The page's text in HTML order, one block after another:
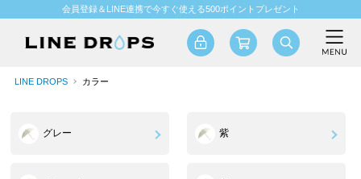
会員登録＆LINE連携で今すぐ使える500ポイントプレゼント
LINE DROPS カラー
グレー 紫